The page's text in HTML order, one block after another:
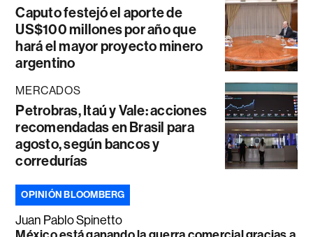
Caputo festejó el aporte de
US$100 millones por año que
hará el mayor proyecto minero
argentino
MERCADOS
Petrobras, Itaú y Vale: acciones
recomendadas en Brasil para
agosto, según bancos y
corredurías
OPINIÓN BLOOMBERG
Juan Pablo Spinetto